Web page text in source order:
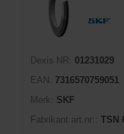
Dexis NR:
01231029
EAN:
7316570759051
Merk:
SKF
Fabrikant art.nr::
TSN